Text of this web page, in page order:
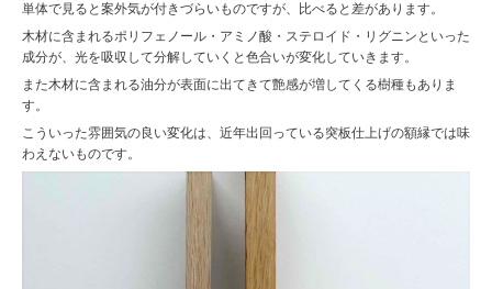
単体で見ると案外気が付きづらいものですが、比べると差があります。
木材に含まれるポリフェノール・アミノ酸・ステロイド・リグニンといった
成分が、光を吸収して分解していくと色合いが変化していきます。
また木材に含まれる油分が表面に出てきて艶感が増してくる樹種もありま
す。
こういった雰囲気の良い変化は、近年出回っている突板仕上げの額縁では味
わえないものです。